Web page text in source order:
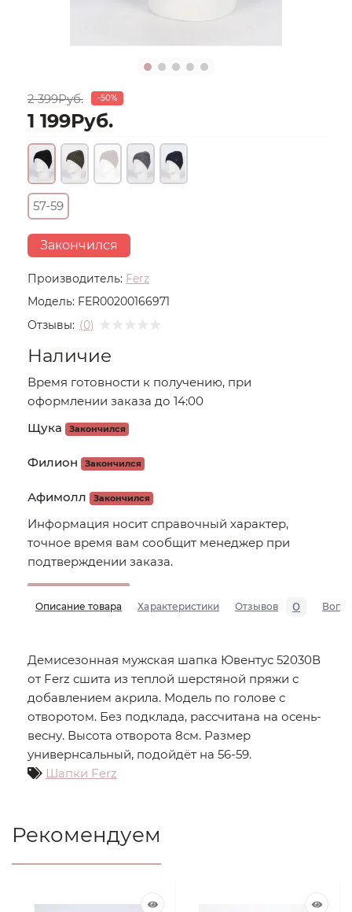
Производитель: Ferz
Модель: FER00200166971
Отзывы: (0)
2 399Руб. -50%
1 199Руб.
57-59
Закончился
Наличие
Время готовности к получению, при
оформлении заказа до 14:00
Щука
Закончился
Филион Закончился
Афимолл Закончился
Информация носит справочный характер,
точное время вам сообщит менеджер при
подтверждении заказа.
Описание товара Характеристики Отзывов 0
Демисезонная мужская шапка Ювентус 52030В
от Ferz сшита из теплой шерстяной пряжи с
добавлением акрила. Модель по голове с
отворотом. Без подклада, рассчитана на осень-
весну. Высота отворота 8см. Размер
универнсальный, подойдёт на 56-59.
Шапки Ferz
Рекомендуем